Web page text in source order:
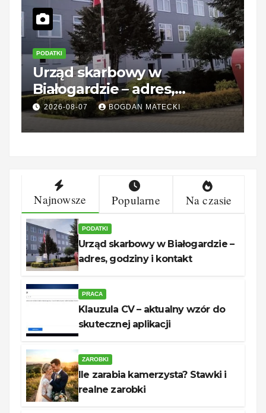
PODATKI
Urząd skarbowy w
Białogardzie – adres,
godziny i kontakt
2026-08-07 BOGDAN MATECKI
Najnowsze Popularne Na czasie
PODATKI
Urząd skarbowy w Białogardzie –
adres, godziny i kontakt
PRACA
Klauzula CV – aktualny wzór do
skutecznej aplikacji
ZAROBKI
Ile zarabia kamerzysta? Stawki i
realne zarobki